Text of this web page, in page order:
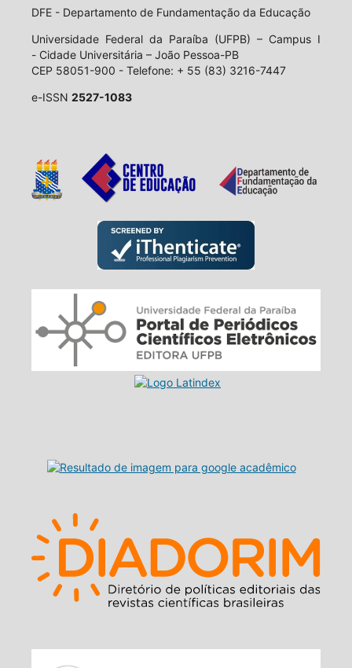
DFE - Departamento de Fundamentação da Educação
Universidade Federal da Paraíba (UFPB) – Campus I
- Cidade Universitária – João Pessoa-PB
CEP 58051-900 - Telefone: + 55 (83) 3216-7447
e-ISSN 2527-1083